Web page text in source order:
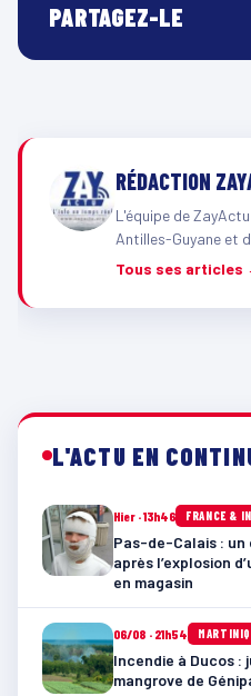
PARTAGEZ-LE
RÉDACTION
L'équipe de
Antilles-Guyane et
Tous ses articles
L'ACTU EN
Hier · 13h46 FRANCE &
Pas-de-Calais :
après l’explosion
en magasin
06/08 · 21h54
Incendie à Ducos :
mangrove de